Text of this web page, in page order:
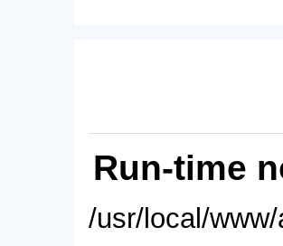
Run-time
/usr/local/